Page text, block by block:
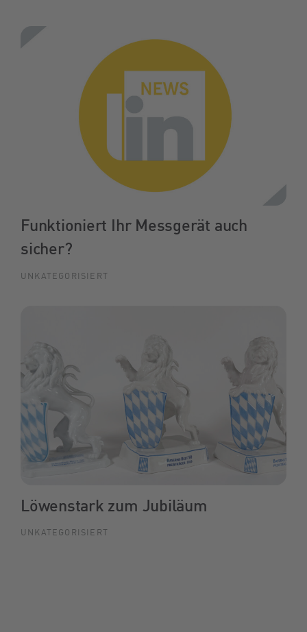
Funktioniert Ihr Messgerät auch
sicher?
UNKATEGORISIERT
Löwenstark zum Jubiläum
UNKATEGORISIERT